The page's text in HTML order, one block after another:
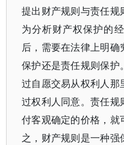
提出财产规则与责任
为分析财产权保护的
后，需要在法律上明
保护还是责任规则保护
过自愿交易从权利人
过权利人同意。责任规
付客观确定的价格，
之，财产规则是一种